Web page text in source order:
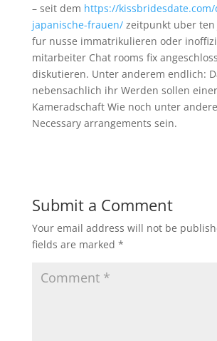
– seit dem https://kissbridesdate.com/
japanische-frauen/zeitpunkt uber ten
fur nusse immatrikulieren oder
mitarbeiter Chat rooms fix
diskutieren. Unter anderem endlich:
nebensachlich ihr Werden sollen einer
Kameradschaft Wie noch unter
Necessary arrangements sein.
Submit a Comment
Your email address will not be
fields are marked *